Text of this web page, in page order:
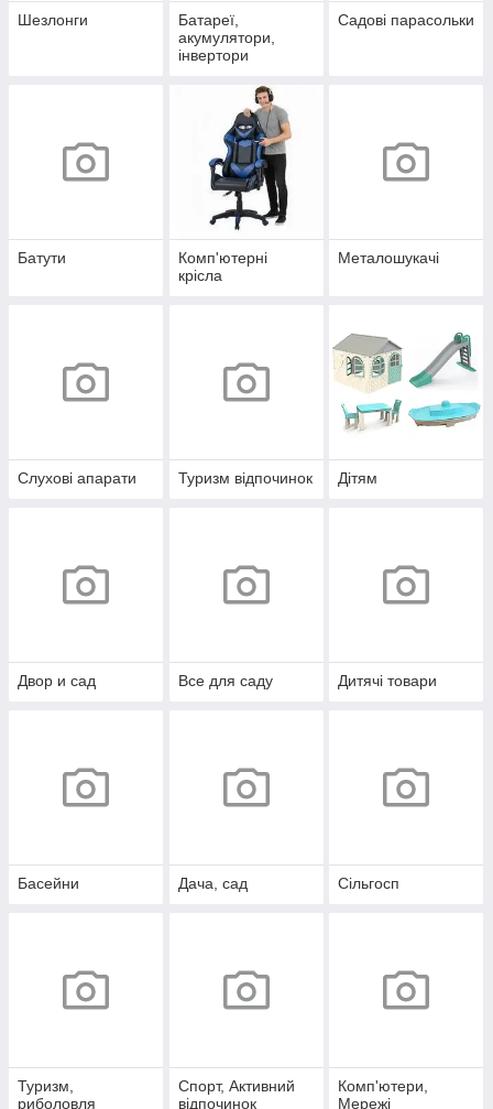
Шезлонги
Батареї,
акумулятори,
інвертори
Садові парасольки
Батути
Комп'ютерні
крісла
Металошукачі
Слухові апарати Туризм відпочинок Дітям
Двор и сад Все для саду Дитячі товари
Басейни Дача, сад Сільгосп
Туризм,
риболовля
Спорт, Активний
відпочинок
Комп'ютери,
Мережі